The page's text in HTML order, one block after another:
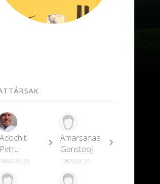
Adochiti
Petru
1967.03.21
Amarsanaa
Ganstooj
1995.07.21